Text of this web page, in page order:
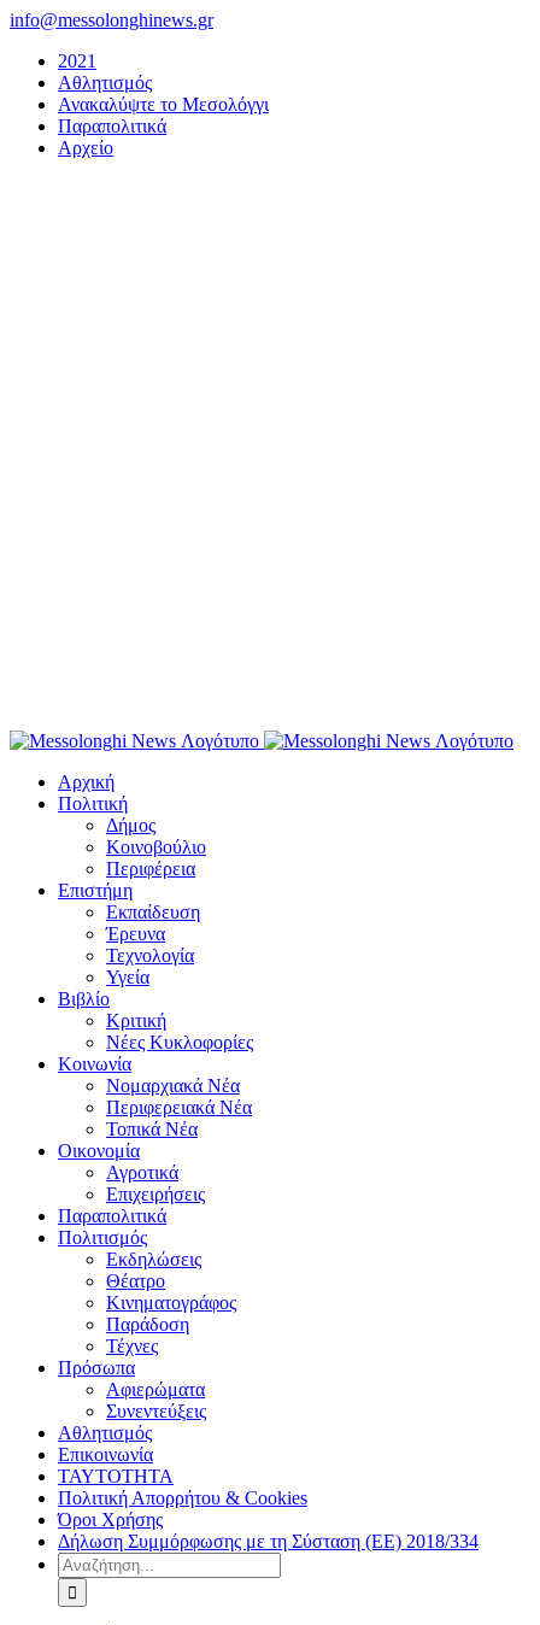
Μετάβαση
περιεχόμενο
info@messolonghinews.gr
2021
Αθλητισμός
Ανακαλύψτε το Μεσολόγγι
Παραπολιτικά
Αρχείο
Αρχική
Πολιτική
Δήμος
Κοινοβούλιο
Περιφέρεια
Επιστήμη
Εκπαίδευση
Έρευνα
Τεχνολογία
Υγεία
Βιβλίο
Κριτική
Νέες Κυκλοφορίες
Κοινωνία
Νομαρχιακά Νέα
Περιφερειακά Νέα
Τοπικά Νέα
Οικονομία
Αγροτικά
Επιχειρήσεις
Παραπολιτικά
Πολιτισμός
Εκδηλώσεις
Θέατρο
Κινηματογράφος
Παράδοση
Τέχνες
Πρόσωπα
Αφιερώματα
Συνεντεύξεις
Αθλητισμός
Επικοινωνία
ΤΑΥΤΟΤΗΤΑ
Πολιτική Απορρήτου & Cookies
Όροι Χρήσης
Δήλωση Συμμόρφωσης με τη Σύσταση (ΕΕ) 2018/334
Αναζήτηση
για: